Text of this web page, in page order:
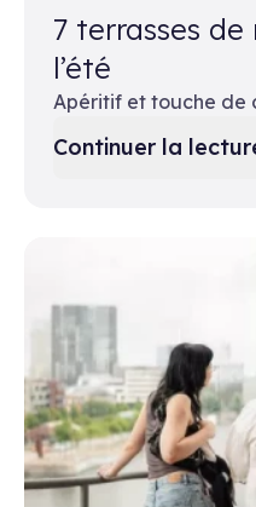
7 terrasses
l’été
Apéritif et touche de
Continuer la